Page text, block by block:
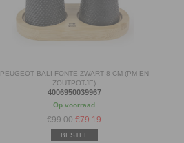
PEUGEOT BALI FONTE ZWART 8 CM (PM EN
ZOUTPOTJE)
4006950039967
Op voorraad
€99.00 €79.19
BESTEL